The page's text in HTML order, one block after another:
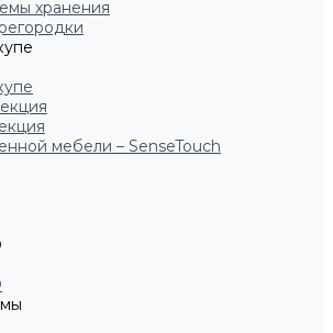
хранения
мебели – SenseTouch